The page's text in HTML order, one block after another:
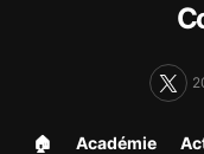
🏠︎ Académie